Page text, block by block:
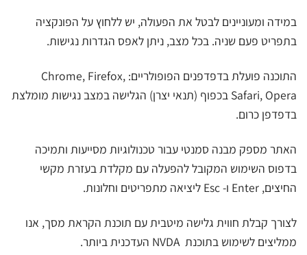
במידה ומעוניינים לבטל את הפעולה, יש ללחוץ על הפונקציה
בתפריט פעם שניה. בכל מצב, ניתן לאפס הגדרות נגישות.
התוכנה פועלת בדפדפנים הפופולריים: Chrome, Firefox,
Safari, Opera בכפוף (תנאי יצרן) הגלישה במצב נגישות מומלצת
בדפדפן כרום.
האתר מספק מבנה סמנטי עבור טכנולוגיות מסייעות ותמיכה
בדפוס השימוש המקובל להפעלה עם מקלדת בעזרת מקשי
החיצים, Enter ו- Esc ליציאה מתפריטים וחלונות.
לצורך קבלת חווית גלישה מיטבית עם תוכנת הקראת מסך, אנו
ממליצים לשימוש בתוכנת NVDA העדכנית ביותר.